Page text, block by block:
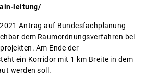
leitung/
Antrag auf Bundesfachplanung
dem Raumordnungsverfahren bei
Am Ende der
ein Korridor mit 1 km Breite in dem
werden soll.